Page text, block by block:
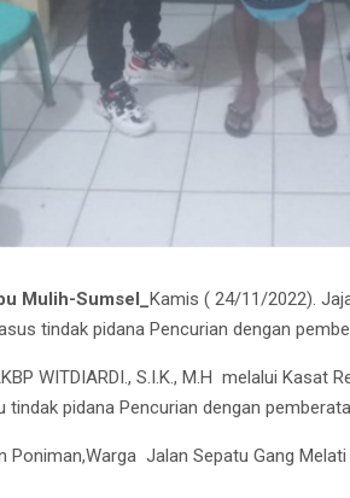
Mulih-Sumsel_ Kamis ( 24/11/2022).
tindak pidana Pencurian dengan
WITDIARDI., S.I.K., M.H melalui Kasat
pidana Pencurian dengan
Jalan Sepatu Gang Melati